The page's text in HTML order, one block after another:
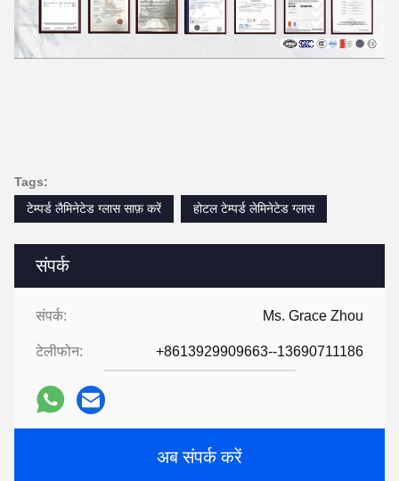
संपर्क
संपर्क: Ms. Grace Zhou
टेलीफोन: +8613929909663--13690711186
अब संपर्क करें
Tags:
टेम्पर्ड लैमिनेटेड ग्लास साफ़ करें
होटल टेम्पर्ड लेमिनेटेड ग्लास